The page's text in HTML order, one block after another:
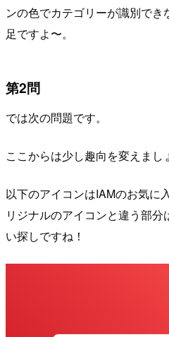
ンの色でカテゴリーが識別で
足ですよ〜。
第2問
では次の問題です。
ここからは少し趣向を変えまし
以下のアイコンはIAMのお気に
リジナルのアイコンと違う部
い探しですね！